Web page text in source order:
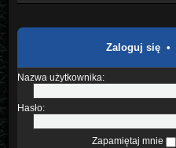
Zaloguj się•
Nazwa użytkownika:
Hasło:
Zapamiętaj mnie